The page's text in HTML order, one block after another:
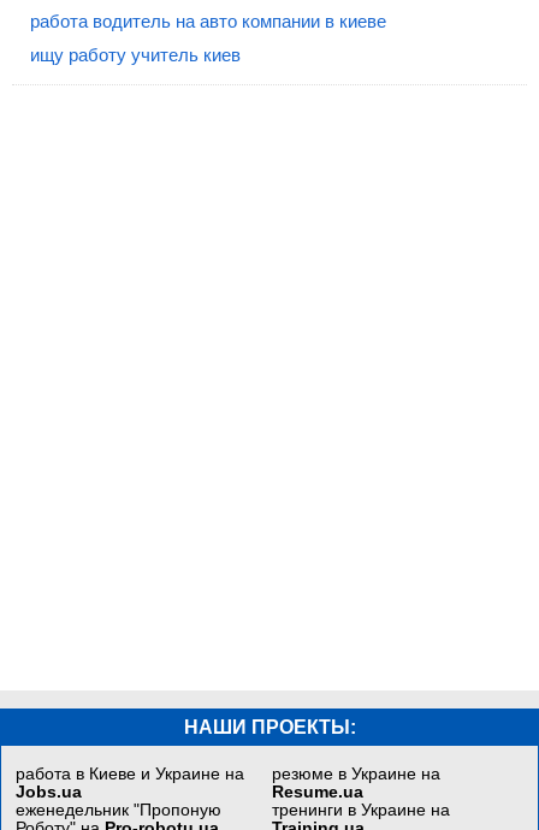
работа водитель на авто компании в киеве
ищу работу учитель киев
НАШИ ПРОЕКТЫ:
работа в Киеве и Украине на
Jobs.ua
еженедельник "Пропоную
резюме в Украине на
Resume.ua
тренинги в Украине на